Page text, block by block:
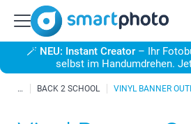
🪄 NEU: Instant Creator – Ihr
selbst im Handumdrehen.
BACK 2 SCHOOL VINYL BANNER